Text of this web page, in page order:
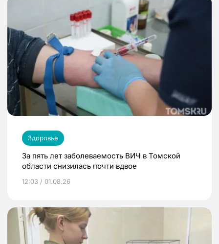
Здоровье
За пять лет заболеваемость ВИЧ в Томской
области снизилась почти вдвое
12:03 / 01.08.26